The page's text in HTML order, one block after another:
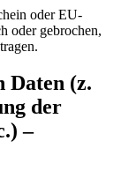
oder EU-
oder gebrochen,
Daten (z.
der
–